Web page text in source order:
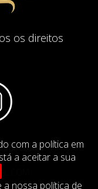
com a política em
a aceitar a sua
a nossa política de
os direitos
de Cookies